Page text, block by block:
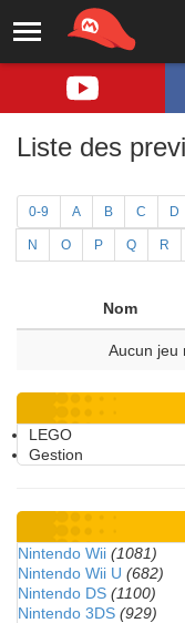
Liste des
0-9 A B C D
N O P Q R
Nom
Aucun jeu
LEGO
Gestion
Nintendo Wii (1081)
Nintendo Wii U (682)
Nintendo DS (1100)
Nintendo 3DS (929)